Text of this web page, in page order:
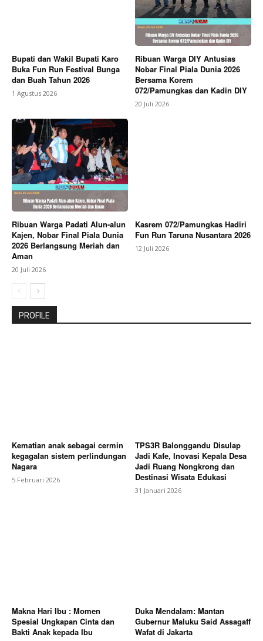
Bupati dan Wakil Bupati Karo
Buka Fun Run Festival Bunga
dan Buah Tahun 2026
1 Agustus 2026
Ribuan Warga DIY Antusias
Nobar Final Piala Dunia 2026
Bersama Korem
072/Pamungkas dan Kadin DIY
20 Juli 2026
Ribuan Warga Padati Alun-alun
Kajen, Nobar Final Piala Dunia
2026 Berlangsung Meriah dan
Aman
20 Juli 2026
Kasrem 072/Pamungkas Hadiri
Fun Run Taruna Nusantara 2026
12 Juli 2026
PROFILE
Kematian anak sebagai cermin
kegagalan sistem perlindungan
Nagara
5 Februari 2026
TPS3R Balonggandu Disulap
Jadi Kafe, Inovasi Kepala Desa
Jadi Ruang Nongkrong dan
Destinasi Wisata Edukasi
31 Januari 2026
Makna Hari Ibu : Momen
Spesial Ungkapan Cinta dan
Bakti Anak kepada Ibu
Duka Mendalam: Mantan
Gubernur Maluku Said Assagaff
Wafat di Jakarta